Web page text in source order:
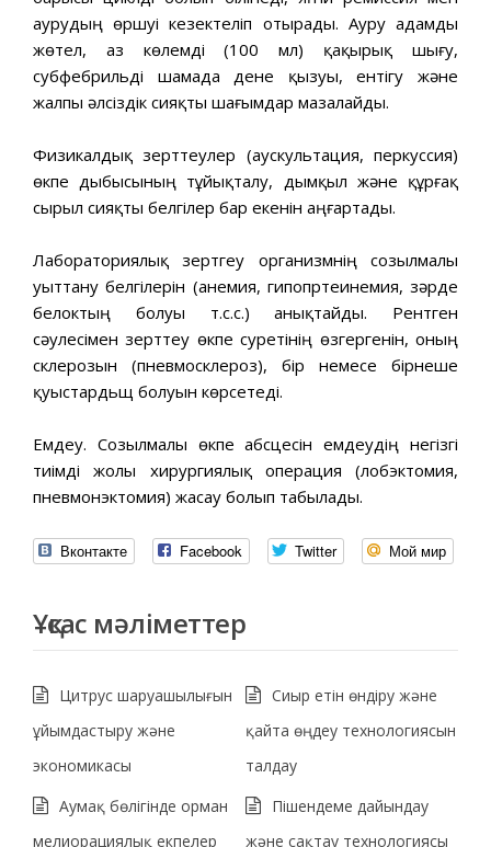
аурудың өршуі кезектеліп отырады. Ауру адамды
жөтел, аз көлемді (100 мл) қақырық шығу,
субфебрильді шамада дене қызуы, ентігу және
жалпы әлсіздік сияқты шағымдар мазалайды.
Физикалдық зерттеулер (аускультация, перкуссия)
өкпе дыбысының тұйықталу, дымқыл және құрғақ
сырыл сияқты белгілер бар екенін аңғартады.
Лабораториялық зертгеу организмнің созылмалы
уыттану белгілерін (анемия, гипопртеинемия, зәрде
белоктың болуы т.с.с.) анықтайды. Рентген
сәулесімен зерттеу өкпе суретінің өзгергенін, оның
склерозын (пневмосклероз), бір немесе бірнеше
қуыстардьщ болуын көрсетеді.
Емдеу. Созылмалы өкпе абсцесін емдеудің негізгі
тиімді жолы хирургиялық операция (лобэктомия,
пневмонэктомия) жасау болып табылады.
Вконтакте Facebook Twitter Мой мир
Ұқсас мәліметтер
Цитрус шаруашылығын
ұйымдастыру және
экономикасы
Сиыр етін өндіру және
қайта өңдеу технологиясын
талдау
Аумақ бөлігінде орман
мелиорациялық екпелер
Пішендеме дайындау
және сақтау технологиясы